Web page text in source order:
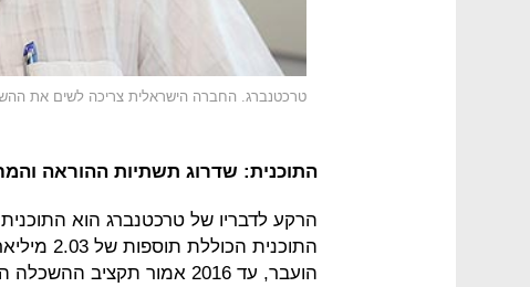
טרכטנברג. החברה הישראלית צריכה לשים את
התוכנית: שדרוג תשתיות ההוראה
הרקע לדבריו של טרכטנברג הוא
התוכנית